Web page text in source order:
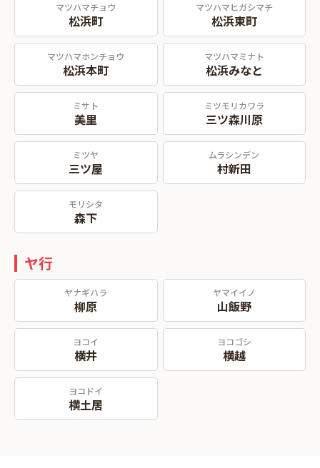
マツハマチョウ
松浜町
マツハマヒガシマチ
松浜東町
マツハマホンチョウ
松浜本町
マツハマミナト
松浜みなと
ミサト
美里
ミツモリカワラ
三ツ森川原
ミツヤ
三ツ屋
ムラシンデン
村新田
モリシタ
森下
ヤ行
ヤナギハラ
柳原
ヤマイイノ
山飯野
ヨコイ
横井
ヨコゴシ
横越
ヨコドイ
横土居